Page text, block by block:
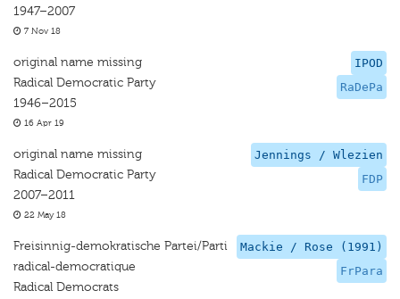
1947–2007
7 Nov 18
IPOD
RaDePa
original name missing
Radical Democratic Party
1946–2015
16 Apr 19
Jennings / Wlezien
FDP
original name missing
Radical Democratic Party
2007–2011
22 May 18
Mackie / Rose (1991)
FrPara
Freisinnig-demokratische Partei/Parti
radical-democratique
Radical Democrats